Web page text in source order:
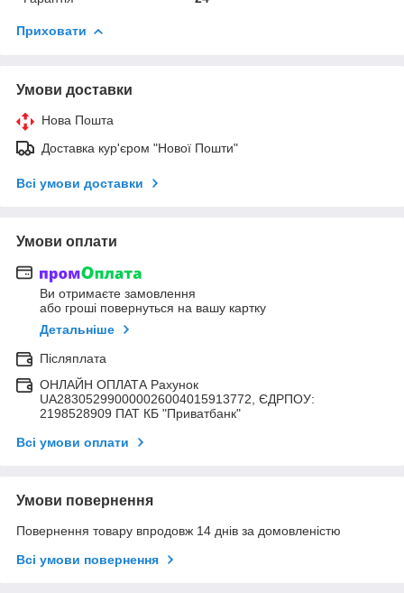
Приховати
Умови доставки
Нова Пошта
Доставка кур'єром "Нової Пошти"
Всі умови доставки
Умови оплати
Ви отримаєте замовлення
або гроші повернуться на вашу картку
Детальніше
Післяплата
ОНЛАЙН ОПЛАТА Рахунок
UA283052990000026004015913772, ЄДРПОУ:
2198528909 ПАТ КБ "Приватбанк"
Всі умови оплати
Умови повернення
Повернення товару впродовж 14 днів за домовленістю
Всі умови повернення